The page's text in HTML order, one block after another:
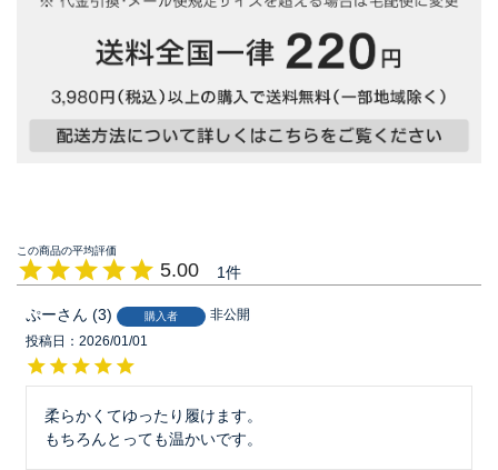
5.00 1
ぷー 3 購入者
非公開
投稿日
2026/01/01
柔らかくてゆったり履けます。
もちろんとっても温かいです。